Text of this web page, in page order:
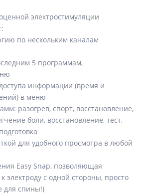
электростимуляции
по нескольким каналам
5 программам,
информации (время и
в меню
разогрев, спорт, восстановление,
боли, восстановление, тест,
для удобного просмотра в любой
Easy Snap, позволяющая
электроду с одной стороны, просто
для спины!)